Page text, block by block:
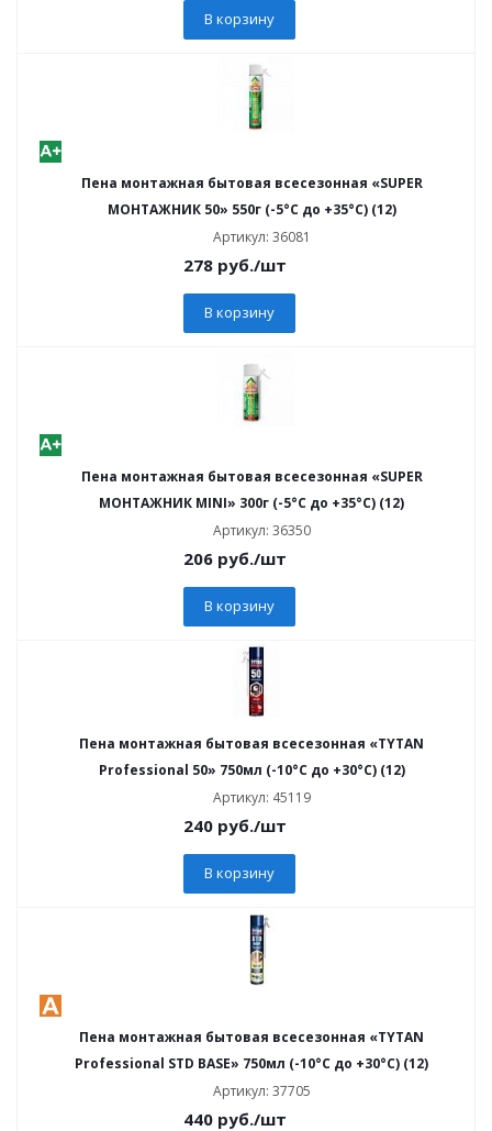
В корзину
Пена монтажная бытовая всесезонная «SUPER
МОНТАЖНИК 50» 550г (-5°C до +35°C) (12)
Артикул: 36081
278 руб./шт
В корзину
Пена монтажная бытовая всесезонная «SUPER
МОНТАЖНИК MINI» 300г (-5°C до +35°C) (12)
Артикул: 36350
206 руб./шт
В корзину
Пена монтажная бытовая всесезонная «TYTAN
Professional 50» 750мл (-10°C до +30°C) (12)
Артикул: 45119
240 руб./шт
В корзину
Пена монтажная бытовая всесезонная «TYTAN
Professional STD BASE» 750мл (-10°C до +30°C) (12)
Артикул: 37705
440 руб./шт